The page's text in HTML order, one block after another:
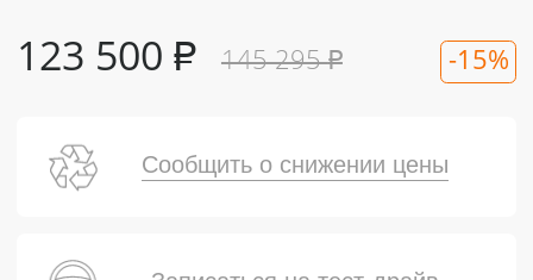
145 295₽ -15%
123 500 ₽
Сообщить о снижении цены